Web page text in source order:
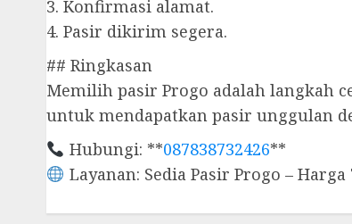
3. Konfirmasi alamat.
4. Pasir dikirim segera.
## Ringkasan
Memilih pasir Progo adalah langkah
untuk mendapatkan pasir unggulan
Hubungi: **087838732426**
Layanan: Sedia Pasir Progo –